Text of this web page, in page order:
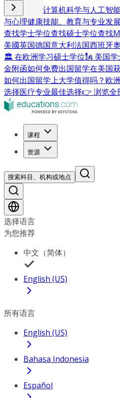
商业与管理 计算机科学与人工智
与心理健康技能、教育与专业发展
查找学士学位查找硕士学位查找
美國英国德国意大利法国西班牙
🏛 在欧洲学习硕士学位🗽 美国
金附函如何免费出国留学在美国
如何出国留学上大学值得吗？ 欧
选择医疗专业最佳选择👉 浏览全
课程
资源
搜索科目、机构或地点
选择语言
为您推荐
中文（简体）
English (US)
所有语言
English (US)
Bahasa Indonesia
Español